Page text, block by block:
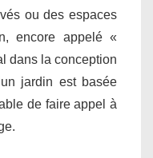
ou des espaces
encore appelé «
dans la conception
jardin est basée
de faire appel à